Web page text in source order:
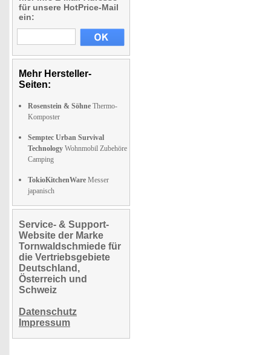
für unsere HotPrice-Mail
ein:
Mehr Hersteller-
Seiten:
Rosenstein & Söhne Thermo-
Komposter
Semptec Urban Survival
Technology Wohnmobil Zubehöre
Camping
TokioKitchenWare Messer
japanisch
Service- & Support-
Website der Marke
Tornwaldschmiede für
die Vertriebsgebiete
Deutschland,
Österreich und
Schweiz
Datenschutz
Impressum